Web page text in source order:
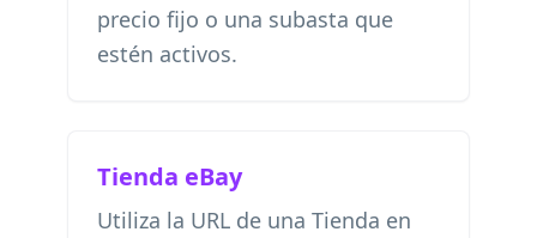
precio fijo o una subasta que
estén activos.
Tienda eBay
Utiliza la URL de una Tienda en